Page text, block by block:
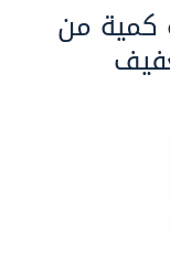
كمية من